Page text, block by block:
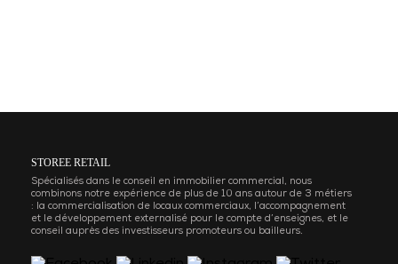
STOREE RETAIL
Spécialisés dans le conseil en immobilier commercial, nous
combinons notre expérience de plus de 10 ans autour de 3 métiers
: la commercialisation de locaux commerciaux, l’accompagnement
et le développement externalisé pour le compte d’enseignes, et le
conseil auprès des investisseurs promoteurs ou bailleurs.